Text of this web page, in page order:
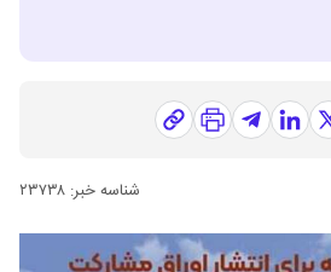
شناسه خبر: ۲۳۷۳۸